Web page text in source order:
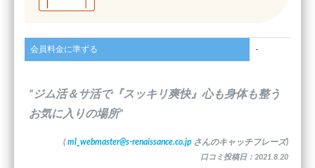
会員料金に準ずる -
”ジム活＆サ活で『スッキリ爽快』心も身体も整う
お気に入りの場所”
( ml_webmaster@s-renaissance.co.jp さんのキャッチフレーズ)
口コミ投稿日：2021.8.20